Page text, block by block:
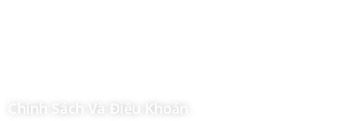
Chính Sách Và Điều Khoản